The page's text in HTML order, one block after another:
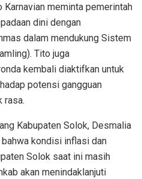
meminta pemerintah
dini dengan
dalam mendukung Sistem
Tito juga
kembali diaktifkan untuk
potensi gangguan
rasa.
Kabupaten Solok, Desmalia
bahwa kondisi inflasi dan
Solok saat ini masih
akan menindaklanjuti